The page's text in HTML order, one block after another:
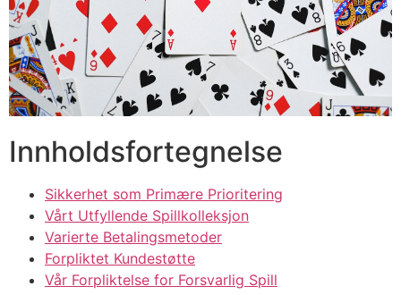
panel
panel
panel
panel
panel
panel
panel
Innholdsfortegnelse
Sikkerhet som Primære Prioritering
Vårt Utfyllende Spillkolleksjon
Varierte Betalingsmetoder
Forpliktet Kundestøtte
Vår Forpliktelse for Forsvarlig Spill